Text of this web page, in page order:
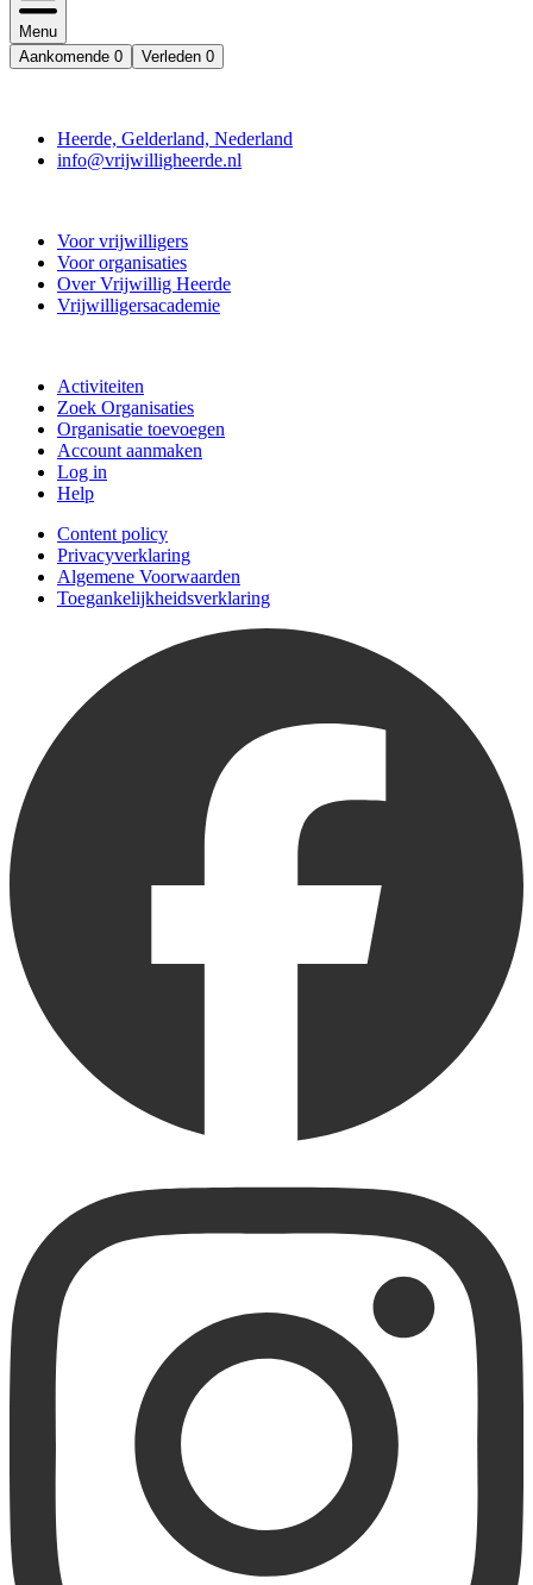
Menu
Aankomende 0 Verleden 0
Heerde, Gelderland, Nederland
info@vrijwilligheerde.nl
Voor vrijwilligers
Voor organisaties
Over Vrijwillig Heerde
Vrijwilligersacademie
Activiteiten
Zoek Organisaties
Organisatie toevoegen
Account aanmaken
Log in
Help
Content policy
Privacyverklaring
Algemene Voorwaarden
Toegankelijkheidsverklaring